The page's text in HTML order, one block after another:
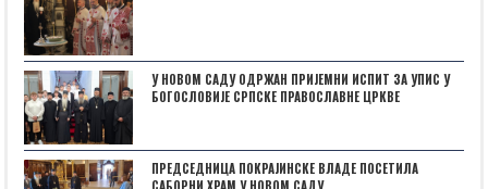
У НОВОМ САДУ ОДРЖАН ПРИЈЕМНИ ИСПИТ ЗА УПИС У
БОГОСЛОВИЈЕ СРПСКЕ ПРАВОСЛАВНЕ ЦРКВЕ
ПРЕДСЕДНИЦА ПОКРАЈИНСКЕ ВЛАДЕ ПОСЕТИЛА
САБОРНИ ХРАМ У НОВОМ САДУ